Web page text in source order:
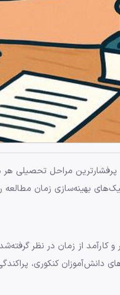
مراحل تحصیلی هر
بهینه‌سازی زمان مطالعه
و کارآمد از زمان در نظر
دانش‌آموزان کنکوری،